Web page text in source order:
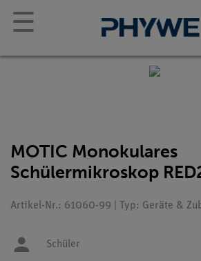
☰
MOTIC Monokulares
Schülermikroskop
Artikel-Nr.: 61060-99 | Typ: Geräte &
Schüler